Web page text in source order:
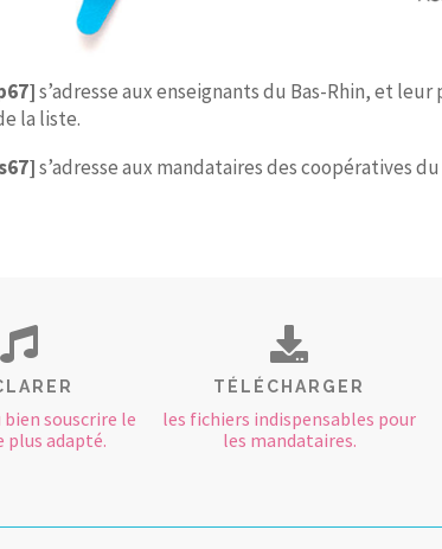
s’adresse aux enseignants du Bas-Rhin, et
la liste.
s’adresse aux mandataires des coopératives
bien souscrire le
adapté.
TÉLÉCHARGER
les fichiers indispensables pour
les mandataires.